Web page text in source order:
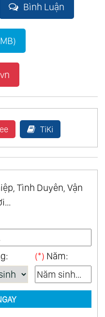
Bình Luận
TiKi
Tình Duyên, Vận
(*) Năm: